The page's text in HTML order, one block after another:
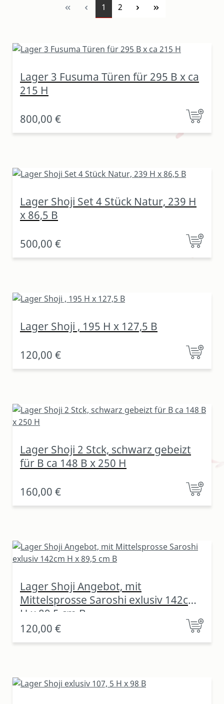
Seite
1 Seite
2
Lager 3 Fusuma Türen für 295 B x ca
215 H
800,00 €
Lager Shoji Set 4 Stück Natur, 239 H
x 86,5 B
500,00 €
Lager Shoji , 195 H x 127,5 B
120,00 €
Lager Shoji 2 Stck, schwarz gebeizt
für B ca 148 B x 250 H
160,00 €
Lager Shoji Angebot, mit
Mittelsprosse Saroshi exlusiv 142cm
H x 89,5 cm B
120,00 €